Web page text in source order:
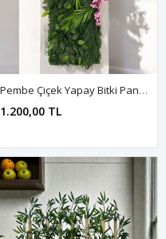
Pembe Çiçek Yapay Bitki Paneli | Çoklu Ölçülü Dikey Bahçe Duvar Dekoru
1.200,00 TL